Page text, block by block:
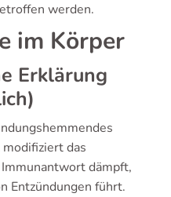
werden.
im Körper
Erklärung
das
dämpft,
Entzündungen führt.